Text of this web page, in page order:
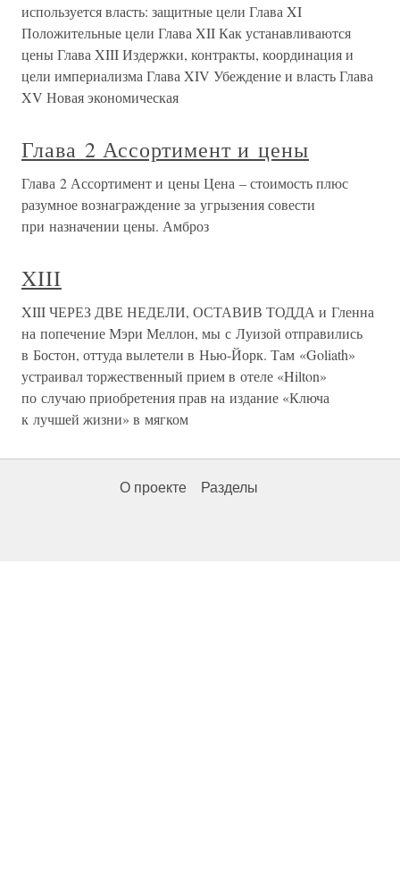
используется власть: защитные цели Глава XI
Положительные цели Глава XII Как устанавливаются
цены Глава XIII Издержки, контракты, координация и
цели империализма Глава XIV Убеждение и власть Глава
XV Новая экономическая
Глава 2 Ассортимент и цены
Глава 2 Ассортимент и цены Цена – стоимость плюс
разумное вознаграждение за угрызения совести
при назначении цены. Амброз
XIII
XIII ЧЕРЕЗ ДВЕ НЕДЕЛИ, ОСТАВИВ ТОДДА и Гленна
на попечение Мэри Меллон, мы с Луизой отправились
в Бостон, оттуда вылетели в Нью-Йорк. Там «Goliath»
устраивал торжественный прием в отеле «Hilton»
по случаю приобретения прав на издание «Ключа
к лучшей жизни» в мягком
О проекте Разделы